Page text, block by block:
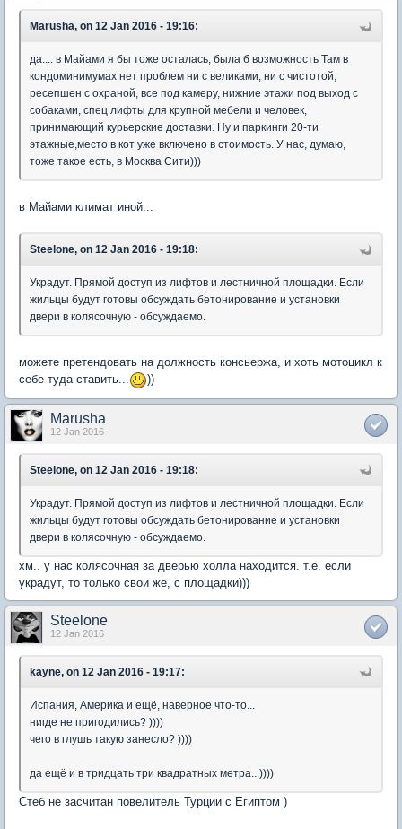
Marusha, on 12 Jan 2016 - 19:16:
да.... в Майами я бы тоже осталась, была б возможность Там в
кондоминимумах нет проблем ни с великами, ни с чистотой,
ресепшен с охраной, все под камеру, нижние этажи под выход с
собаками, спец лифты для крупной мебели и человек,
принимающий курьерские доставки. Ну и паркинги 20-ти
этажные,место в кот уже включено в стоимость. У нас, думаю,
тоже такое есть, в Москва Сити)))
в Майами климат иной...
Steelone, on 12 Jan 2016 - 19:18:
Украдут. Прямой доступ из лифтов и лестничной площадки. Если
жильцы будут готовы обсуждать бетонирование и установки
двери в колясочную - обсуждаемо.
можете претендовать на должность консьержа, и хоть мотоцикл к
себе туда ставить...
))
Marusha
12 Jan 2016
Steelone, on 12 Jan 2016 - 19:18:
Украдут. Прямой доступ из лифтов и лестничной площадки. Если
жильцы будут готовы обсуждать бетонирование и установки
двери в колясочную - обсуждаемо.
хм.. у нас колясочная за дверью холла находится. т.е. если
украдут, то только свои же, с площадки)))
Steelone
12 Jan 2016
kayne, on 12 Jan 2016 - 19:17:
Испания, Америка и ещё, наверное что-то...
нигде не пригодились? ))))
чего в глушь такую занесло? ))))
да ещё и в тридцать три квадратных метра...))))
Стеб не засчитан повелитель Турции с Египтом )